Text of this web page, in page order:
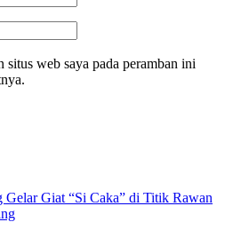
situs web saya pada peramban ini
Gelar Giat “Si Caka” di Titik Rawan